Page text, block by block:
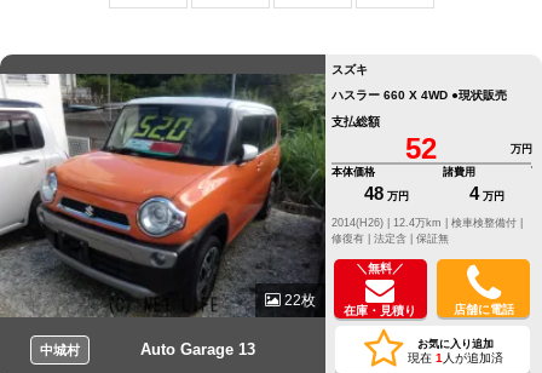
22枚
中城村 Auto Garage 13
スズキ
ハスラー 660 X 4WD ●現状販売
支払総額
52
万円
本体価格
48 万円
諸費用
4 万円
修復有 | 法定含 | 保証無
＼無料／
在庫・見積り 店舗に電話
お気に入り追加
現在 1 人が追加済